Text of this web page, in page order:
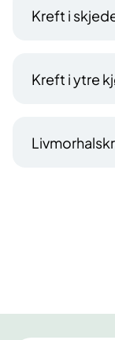
Kreft i
Kreft i ytre